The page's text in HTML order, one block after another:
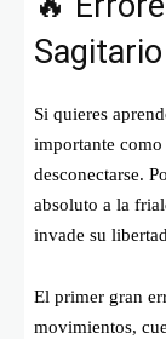
Si quieres
importante como
desconectarse.
absoluto a la
invade su
El primer gran
movimientos,